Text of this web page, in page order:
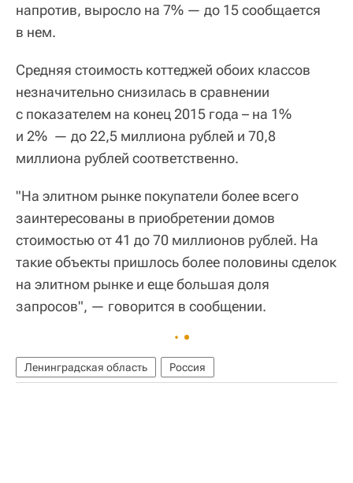
напротив, выросло на 7% — до 15 сообщается
в нем.
Средняя стоимость коттеджей обоих классов
незначительно снизилась в сравнении
с показателем на конец 2015 года – на 1%
и 2% — до 22,5 миллиона рублей и 70,8
миллиона рублей соответственно.
"На элитном рынке покупатели более всего
заинтересованы в приобретении домов
стоимостью от 41 до 70 миллионов рублей. На
такие объекты пришлось более половины сделок
на элитном рынке и еще большая доля
запросов", — говорится в сообщении.
Ленинградская область Россия